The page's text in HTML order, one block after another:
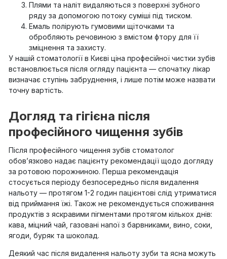
Плями та наліт видаляються з поверхні зубного
ряду за допомогою потоку суміші під тиском.
Емаль полірують гумовими щіточками та
обробляють речовиною з вмістом фтору для її
зміцнення та захисту.
У нашій стоматології в Києві ціна професійної чистки зубів
встановлюється після огляду пацієнта — спочатку лікар
визначає ступінь забруднення, і лише потім може назвати
точну вартість.
Догляд та гігієна після
професійного чищення зубів
Після професійного чищення зубів стоматолог
обов’язково надає пацієнту рекомендації щодо догляду
за ротовою порожниною. Перша рекомендація
стосується періоду безпосередньо після видалення
нальоту — протягом 1-2 годин пацієнтові слід утриматися
від приймання їжі. Також не рекомендується споживання
продуктів з яскравими пігментами протягом кількох днів:
кава, міцний чай, газовані напої з барвниками, вино, соки,
ягоди, буряк та шоколад.
Деякий час після видалення нальоту зуби та ясна можуть